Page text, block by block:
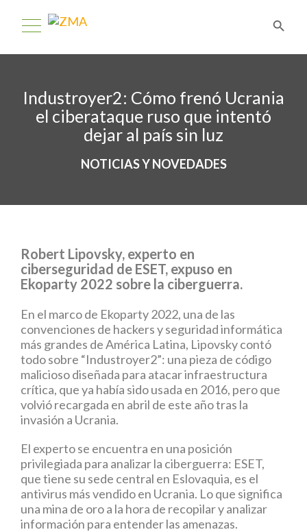
Industroyer2: Cómo frenó Ucrania
el ciberataque ruso que intentó
dejar al país sin luz
NOTICIAS Y NOVEDADES
Robert Lipovsky, experto en
ciberseguridad de ESET, expuso en
Ekoparty 2022 sobre la ciberguerra.
En el marco de Ekoparty 2022, una de las
convenciones de hackers y seguridad informática
más grandes de América Latina, Lipovsky contó
todo sobre “Industroyer2”: una pieza de código
malicioso diseñada para atacar infraestructura
crítica, que ya había sido usada en 2016, pero que
volvió recargada en abril de este año tras la
invasión a Ucrania.
El experto se encuentra en una posición
privilegiada para analizar la ciberguerra: ESET,
que tiene su sede central en Eslovaquia, es el
antivirus más vendido en Ucrania. Lo que significa
una mina de oro a la hora de recopilar y analizar
información para entender las amenazas.